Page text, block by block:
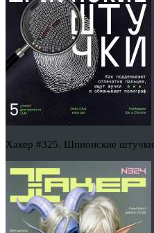
Хакер #325. Шпионские штучки